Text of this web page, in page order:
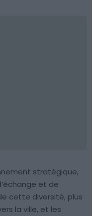
stratégique,
et de
cette diversité, plus
la ville, et les